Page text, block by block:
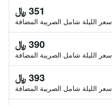
351 ﷼
سعر الليلة شامل الصريبة المضافة
390 ﷼
سعر الليلة شامل الصريبة المضافة
393 ﷼
سعر الليلة شامل الصريبة المضافة